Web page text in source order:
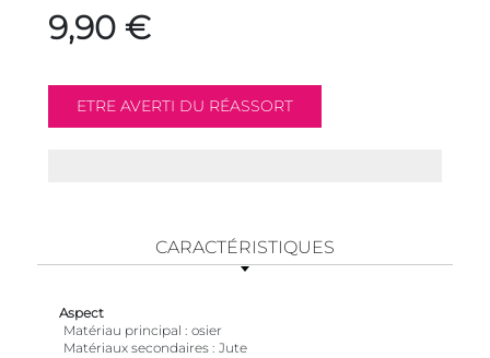
9,90 €
CARACTÉRISTIQUES
Aspect
Matériau principal
osier
Matériaux secondaires Jute